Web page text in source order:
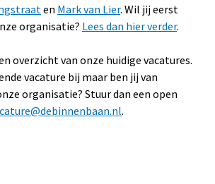
Nieuwsbrieven
en Mark van Lier. Wil jij eerst
organisatie? Lees dan hier verder.
overzicht van onze huidige vacatures.
vacature bij maar ben jij van
organisatie? Stuur dan een open
.